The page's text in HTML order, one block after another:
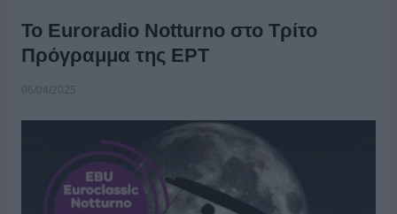
To Euroradio Notturno στο Τρίτο
Πρόγραμμα της ΕΡΤ
06/04/2025